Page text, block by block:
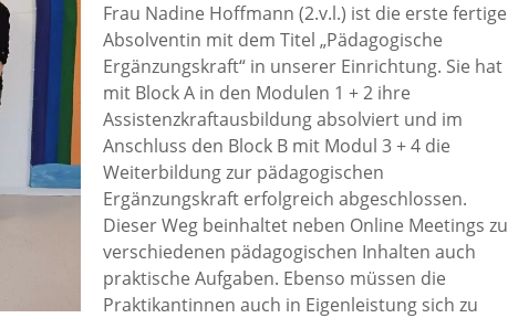
Frau Nadine Hoffmann (2.v.l.) ist die erste fertige
Absolventin mit dem Titel „Pädagogische
Ergänzungskraft“ in unserer Einrichtung. Sie hat
mit Block A in den Modulen 1 + 2 ihre
Assistenzkraftausbildung absolviert und im
Anschluss den Block B mit Modul 3 + 4 die
Weiterbildung zur pädagogischen
Ergänzungskraft erfolgreich abgeschlossen.
Dieser Weg beinhaltet neben Online Meetings zu
verschiedenen pädagogischen Inhalten auch
praktische Aufgaben. Ebenso müssen die
Praktikantinnen auch in Eigenleistung sich zu